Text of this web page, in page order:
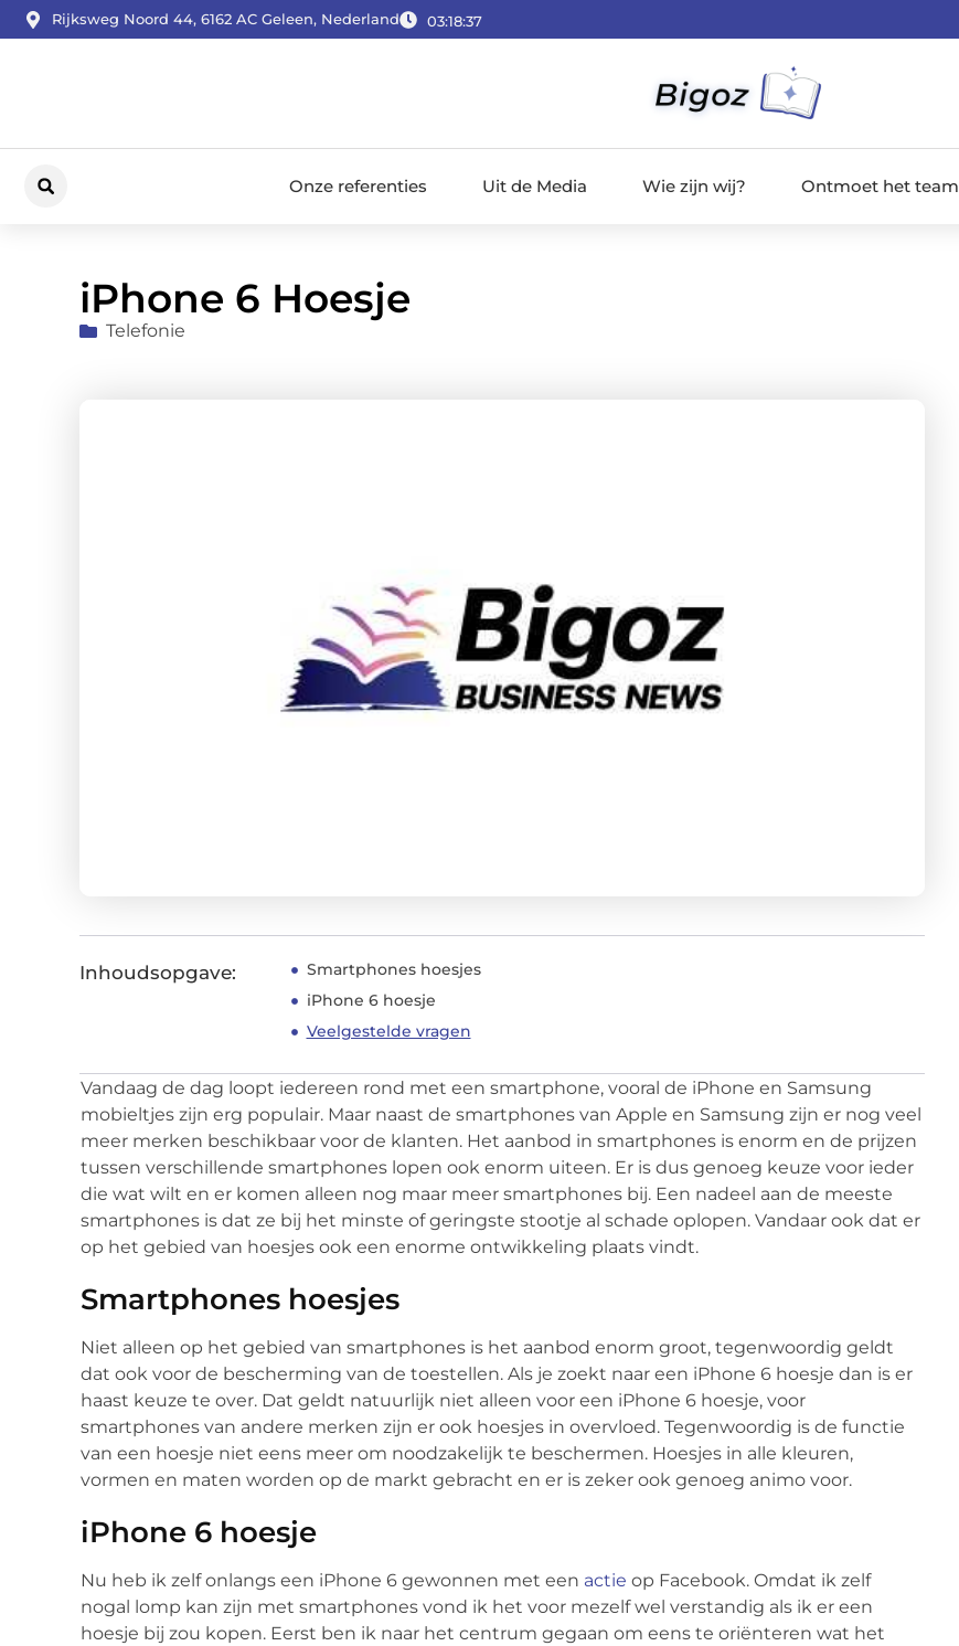
Rijksweg Noord 44, 6162 AC Geleen, Nederland 03:18:38
Onze referenties Uit de Media Wie zijn wij? Ontmoet het team
iPhone 6 Hoesje
Telefonie
Inhoudsopgave:
Smartphones hoesjes
iPhone 6 hoesje
Veelgestelde vragen
Vandaag de dag loopt iedereen rond met een smartphone, vooral de iPhone en Samsung
mobieltjes zijn erg populair. Maar naast de smartphones van Apple en Samsung zijn er nog veel
meer merken beschikbaar voor de klanten. Het aanbod in smartphones is enorm en de prijzen
tussen verschillende smartphones lopen ook enorm uiteen. Er is dus genoeg keuze voor ieder
die wat wilt en er komen alleen nog maar meer smartphones bij. Een nadeel aan de meeste
smartphones is dat ze bij het minste of geringste stootje al schade oplopen. Vandaar ook dat er
op het gebied van hoesjes ook een enorme ontwikkeling plaats vindt.
Smartphones hoesjes
Niet alleen op het gebied van smartphones is het aanbod enorm groot, tegenwoordig geldt
dat ook voor de bescherming van de toestellen. Als je zoekt naar een iPhone 6 hoesje dan is er
haast keuze te over. Dat geldt natuurlijk niet alleen voor een iPhone 6 hoesje, voor
smartphones van andere merken zijn er ook hoesjes in overvloed. Tegenwoordig is de functie
van een hoesje niet eens meer om noodzakelijk te beschermen. Hoesjes in alle kleuren,
vormen en maten worden op de markt gebracht en er is zeker ook genoeg animo voor.
iPhone 6 hoesje
Nu heb ik zelf onlangs een iPhone 6 gewonnen met een actie op Facebook. Omdat ik zelf
nogal lomp kan zijn met smartphones vond ik het voor mezelf wel verstandig als ik er een
hoesje bij zou kopen. Eerst ben ik naar het centrum gegaan om eens te oriënteren wat het